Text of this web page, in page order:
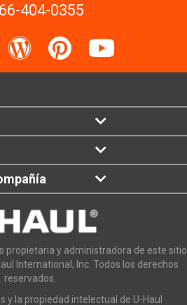
404-0355
propietaria y administradora de este sitio
International, Inc. Todos los derechos
reservados.
y la propiedad intelectual de U-Haul